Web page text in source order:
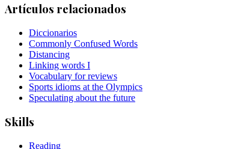
Artículos relacionados
Diccionarios
Commonly Confused Words
Distancing
Linking words I
Vocabulary for reviews
Sports idioms at the Olympics
Speculating about the future
Skills
Reading